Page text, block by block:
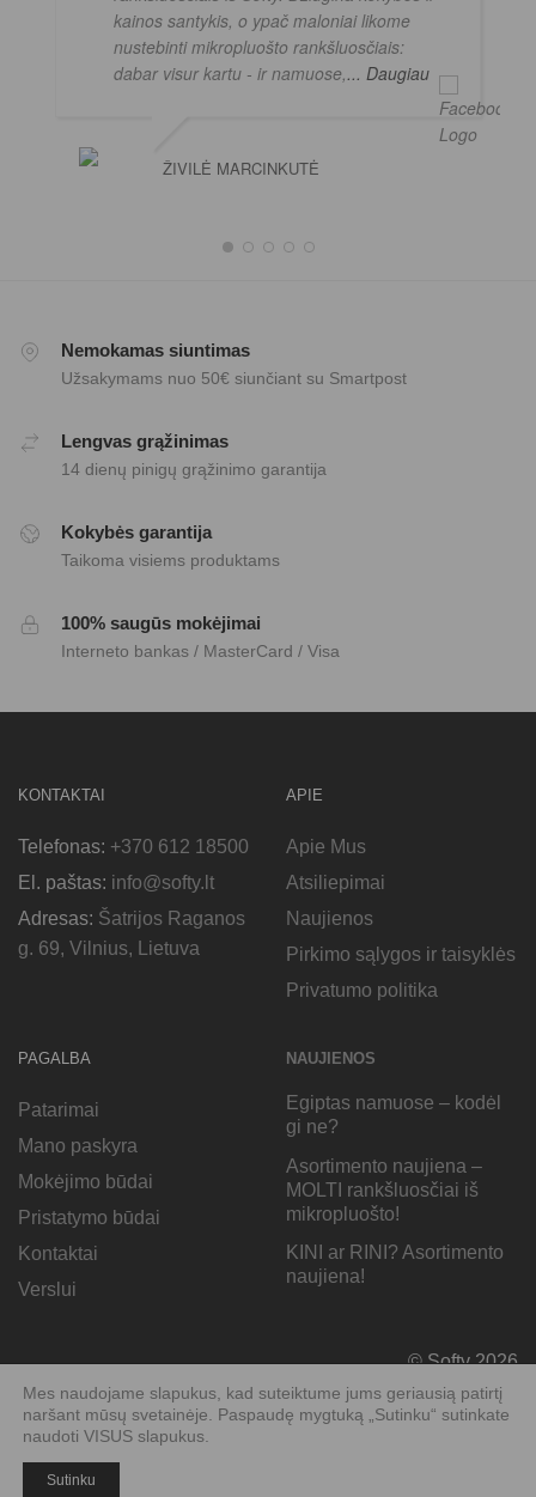
kainos santykis, o ypač maloniai likome
nustebinti mikropluošto rankšluosčiais:
dabar visur kartu - ir namuose,... Daugiau
ŽIVILĖ MARCINKUTĖ
Nemokamas siuntimas
Užsakymams nuo 50€ siunčiant su Smartpost
Lengvas grąžinimas
14 dienų pinigų grąžinimo garantija
Kokybės garantija
Taikoma visiems produktams
100% saugūs mokėjimai
Interneto bankas / MasterCard / Visa
KONTAKTAI
Telefonas: +370 612 18500
El. paštas: info@softy.lt
Adresas: Šatrijos Raganos
g. 69, Vilnius, Lietuva
APIE
Apie Mus
Atsiliepimai
Naujienos
Pirkimo sąlygos ir taisyklės
Privatumo politika
PAGALBA
Patarimai
Mano paskyra
Mokėjimo būdai
Pristatymo būdai
Kontaktai
Verslui
NAUJIENOS
Egiptas namuose – kodėl
gi ne?
Asortimento naujiena –
MOLTI rankšluosčiai iš
mikropluošto!
KINI ar RINI? Asortimento
naujiena!
© Softy 2026
Mes naudojame slapukus, kad suteiktume jums geriausią patirtį
naršant mūsų svetainėje. Paspaudę mygtuką „Sutinku“ sutinkate
naudoti VISUS slapukus.
Sutinku